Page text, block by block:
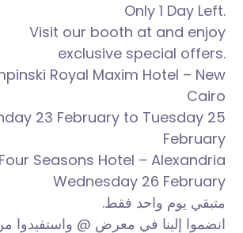
Only 1 Day Left.
Visit our booth at and enjoy
exclusive special offers.
Royal Maxim Hotel – New
Cairo
23 February to Tuesday 25
February
Four Seasons Hotel – Alexandria
Wednesday 26 February
متبقي يوم واحد فقط.
انضموا إلينا في معرض @ واستفيدوا